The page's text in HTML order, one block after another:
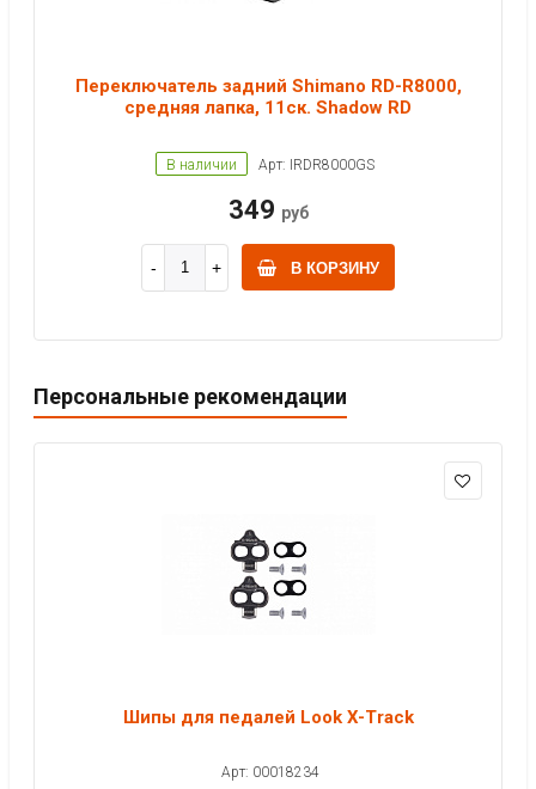
Переключатель задний Shimano RD-R8000,
средняя лапка, 11ск. Shadow RD
В наличии Арт: IRDR8000GS
349 руб
В КОРЗИНУ
Персональные рекомендации
Шипы для педалей Look X-Track
Арт: 00018234